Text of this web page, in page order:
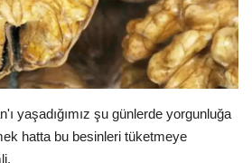
yaşadığımız şu günlerde yorgunluğa
hatta bu besinleri tüketmeye